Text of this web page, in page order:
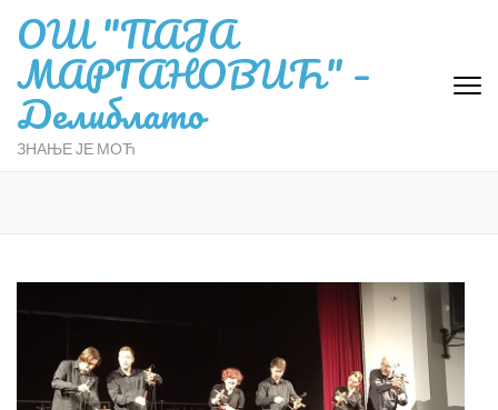
ОШ "ПАЈА
МАРГАНОВИЋ" –
Делиблато
ЗНАЊЕ ЈЕ МОЋ